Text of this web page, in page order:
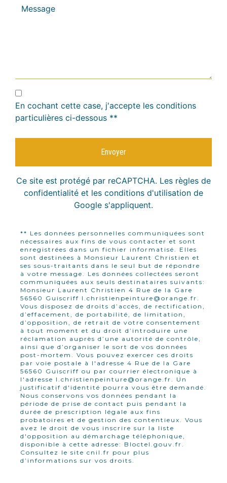
En cochant cette case, j'accepte les conditions
particulières ci-dessous **
Envoyer
Ce site est protégé par reCAPTCHA. Les règles de
confidentialité et les conditions d'utilisation de
Google s'appliquent.
** Les données personnelles communiquées sont
nécessaires aux fins de vous contacter et sont
enregistrées dans un fichier informatisé. Elles
sont destinées à Monsieur Laurent Christien et
ses sous-traitants dans le seul but de répondre
à votre message. Les données collectées seront
communiquées aux seuls destinataires suivants:
Monsieur Laurent Christien 4 Rue de la Gare
56560 Guiscriff l.christienpeinture@orange.fr.
Vous disposez de droits d’accès, de rectification,
d’effacement, de portabilité, de limitation,
d’opposition, de retrait de votre consentement
à tout moment et du droit d’introduire une
réclamation auprès d’une autorité de contrôle,
ainsi que d’organiser le sort de vos données
post-mortem. Vous pouvez exercer ces droits
par voie postale à l'adresse 4 Rue de la Gare
56560 Guiscriff ou par courrier électronique à
l'adresse l.christienpeinture@orange.fr. Un
justificatif d'identité pourra vous être demandé.
Nous conservons vos données pendant la
période de prise de contact puis pendant la
durée de prescription légale aux fins
probatoires et de gestion des contentieux. Vous
avez le droit de vous inscrire sur la liste
d'opposition au démarchage téléphonique,
disponible à cette adresse: Bloctel.gouv.fr
Consultez le site cnil.fr pour plus
d’informations sur vos droits.